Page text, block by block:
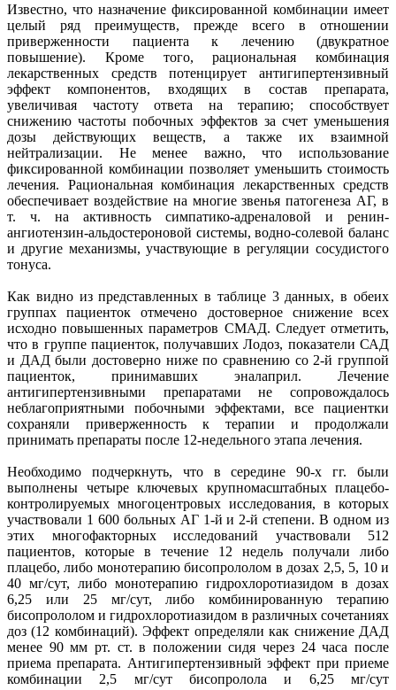
Известно, что назначение фиксированной комбинации имеет
целый ряд преимуществ, прежде всего в отношении
приверженности пациента к лечению (двукратное
повышение). Кроме того, рациональная комбинация
лекарственных средств потенцирует антигипертензивный
эффект компонентов, входящих в состав препарата,
увеличивая частоту ответа на терапию; способствует
снижению частоты побочных эффектов за счет уменьшения
дозы действующих веществ, а также их взаимной
нейтрализации. Не менее важно, что использование
фиксированной комбинации позволяет уменьшить стоимость
лечения. Рациональная комбинация лекарственных средств
обеспечивает воздействие на многие звенья патогенеза АГ, в
т. ч. на активность симпатико-адреналовой и ренин-
ангиотензин-альдостероновой системы, водно-солевой баланс
и другие механизмы, участвующие в регуляции сосудистого
тонуса.
Как видно из представленных в таблице 3 данных, в обеих
группах пациенток отмечено достоверное снижение всех
исходно повышенных параметров СМАД. Следует отметить,
что в группе пациенток, получавших Лодоз, показатели САД
и ДАД были достоверно ниже по сравнению со 2-й группой
пациенток, принимавших эналаприл. Лечение
антигипертензивными препаратами не сопровождалось
неблагоприятными побочными эффектами, все пациентки
сохраняли приверженность к терапии и продолжали
принимать препараты после 12-недельного этапа лечения.
Необходимо подчеркнуть, что в середине 90-х гг. были
выполнены четыре ключевых крупномасштабных плацебо-
контролируемых многоцентровых исследования, в которых
участвовали 1 600 больных АГ 1-й и 2-й степени. В одном из
этих многофакторных исследований участвовали 512
пациентов, которые в течение 12 недель получали либо
плацебо, либо монотерапию бисопрололом в дозах 2,5, 5, 10 и
40 мг/сут, либо монотерапию гидрохлоротиазидом в дозах
6,25 или 25 мг/сут, либо комбинированную терапию
бисопрололом и гидрохлоротиазидом в различных сочетаниях
доз (12 комбинаций). Эффект определяли как снижение ДАД
менее 90 мм рт. ст. в положении сидя через 24 часа после
приема препарата. Антигипертензивный эффект при приеме
комбинации 2,5 мг/сут бисопролола и 6,25 мг/сут